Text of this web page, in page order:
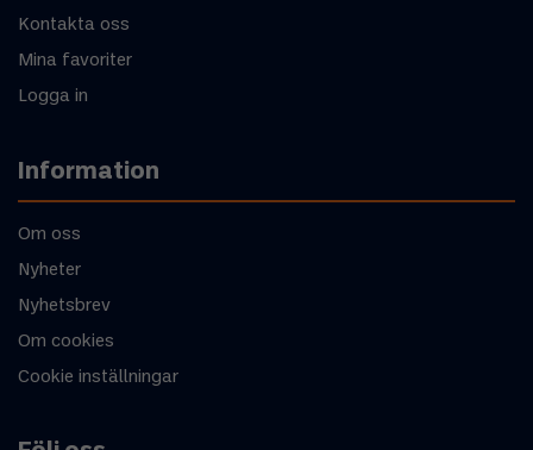
Kontakta oss
Mina favoriter
Logga in
Information
Om oss
Nyheter
Nyhetsbrev
Om cookies
Cookie inställningar